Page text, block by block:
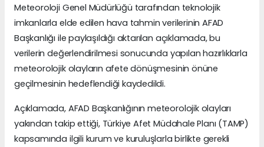
Meteoroloji Genel Müdürlüğü tarafından teknolojik
imkanlarla elde edilen hava tahmin verilerinin AFAD
Başkanlığı ile paylaşıldığı aktarılan açıklamada, bu
verilerin değerlendirilmesi sonucunda yapılan hazırlıklarla
meteorolojik olayların afete dönüşmesinin önüne
geçilmesinin hedeflendiği kaydedildi.
Açıklamada, AFAD Başkanlığının meteorolojik olayları
yakından takip ettiği, Türkiye Afet Müdahale Planı (TAMP)
kapsamında ilgili kurum ve kuruluşlarla birlikte gerekli